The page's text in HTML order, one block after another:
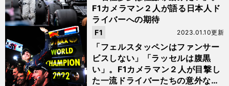
F1カメラマン２人が語る日本人ド
ライバーへの期待
「フェルスタッペンはファンサー
ビスしない」「ラッセルは腹黒
い」。F1カメラマン２人が目撃し
た一流ドライバーたちの意外な一
2023.01.10更新
F1